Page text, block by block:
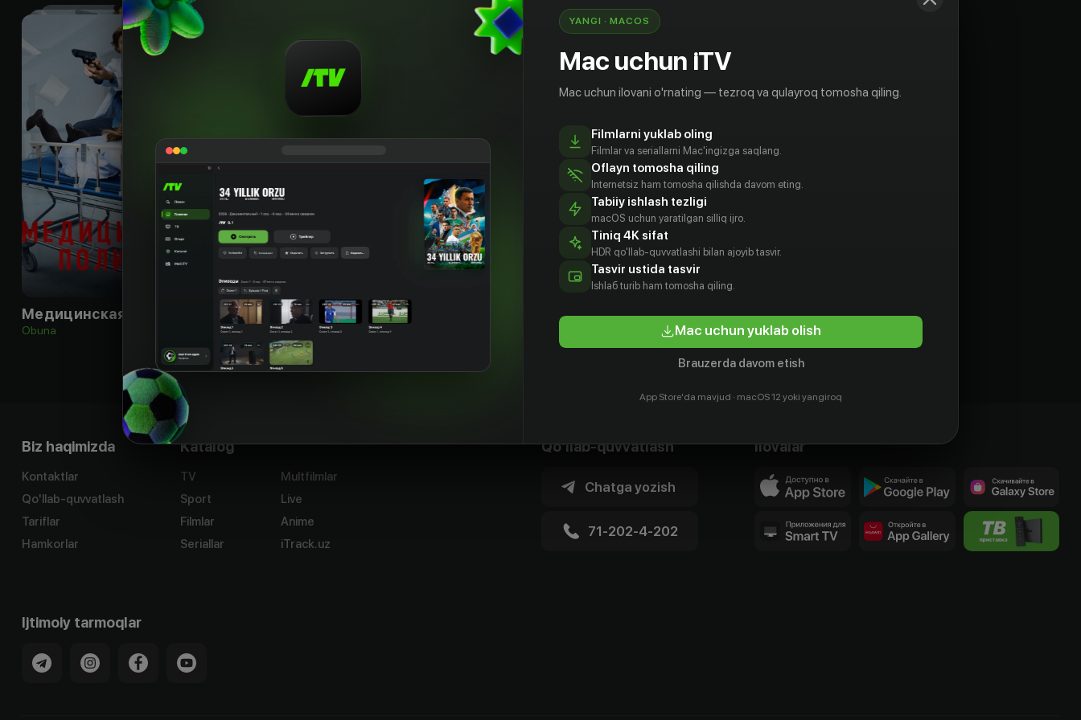
Медицинская полиция
Obuna
Biz haqimizda
Kontaktlar
Qo'llab-quvvatlash
Tariflar
Hamkorlar
Katalog
TV
Sport
Filmlar
Seriallar
Multfilmlar
Live
Anime
iTrack.uz
Qo'llab-quvvatlash
Chatga yozish
71-202-4-202
Ilovalar
Ijtimoiy tarmoqlar
YANGI · MACOS
Mac uchun iTV
Mac uchun ilovani o'rnating — tezroq va qulayroq tomosha qiling.
Filmlarni yuklab oling
Filmlar va seriallarni Mac'ingizga saqlang.
Oflayn tomosha qiling
Internetsiz ham tomosha qilishda davom eting.
Tabiiy ishlash tezligi
macOS uchun yaratilgan silliq ijro.
Tiniq 4K sifat
HDR qo'llab-quvvatlashi bilan ajoyib tasvir.
Tasvir ustida tasvir
Ishlаб turib ham tomosha qiling.
Mac uchun yuklab olish
Brauzerda davom etish
App Store'da mavjud · macOS 12 yoki yangiroq